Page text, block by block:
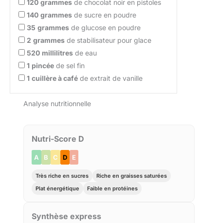
120 grammes de chocolat noir en pistoles
140 grammes de sucre en poudre
35 grammes de glucose en poudre
2 grammes de stabilisateur pour glace
520 millilitres de eau
1 pincée de sel fin
1 cuillère à café de extrait de vanille
Analyse nutritionnelle
Nutri-Score D
A B C D E
Très riche en sucres
Riche en graisses saturées
Plat énergétique
Faible en protéines
Synthèse express